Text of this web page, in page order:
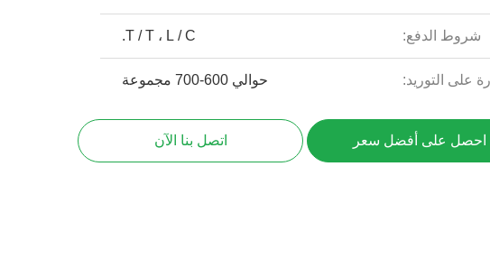
شروط الدفع: T / T ، L / C.
على التوريد: حوالي 600-700 مجموعة
احصل على أفضل سعر اتصل بنا الآن